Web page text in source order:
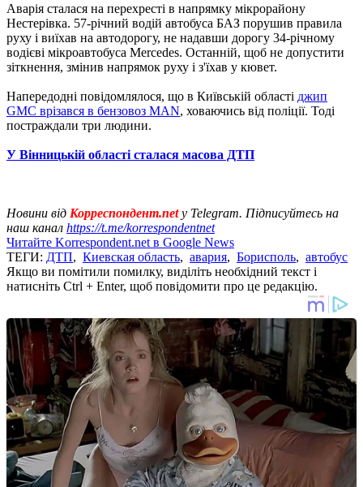
Аварія сталася на перехресті в напрямку мікрорайону
Нестерівка. 57-річний водій автобуса БАЗ порушив правила
руху і виїхав на автодорогу, не надавши дорогу 34-річному
водієві мікроавтобуса Mercedes. Останній, щоб не допустити
зіткнення, змінив напрямок руху і з'їхав у кювет.
Напередодні повідомлялося, що в Київській області джип
GMC врізався в бензовоз MAN, ховаючись від поліції. Тоді
постраждали три людини.
У Вінницькій області сталася масова ДТП
Новини від Корреспондент.netу Telegram. Підписуйтесь на
наш канал https://t.me/korrespondentnet
Читайте Korrespondent.net в Google News
ТЕГИ: ДТП, Киевская область, авария, Борисполь, автобус
Якщо ви помітили помилку, виділіть необхідний текст і
натисніть Ctrl + Enter, щоб повідомити про це редакцію.